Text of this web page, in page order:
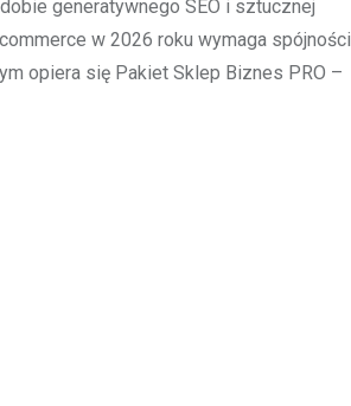
generatywnego SEO i sztucznej
w 2026 roku wymaga spójności
opiera się Pakiet Sklep Biznes PRO –